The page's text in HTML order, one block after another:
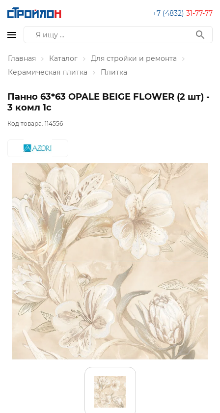
+7 (4832) 31-77-77
Главная Каталог
Для стройки и ремонта
Керамическая плитка
Плитка
Панно 63*63 OPALE BEIGE FLOWER (2 шт) -
3 комл 1с
Код товара: 114556